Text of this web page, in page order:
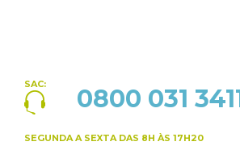
SAC: 0800 031
SEGUNDA A SEXTA DAS 8H ÀS 17H20